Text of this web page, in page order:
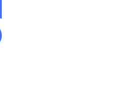
AUTOGESTIÓN